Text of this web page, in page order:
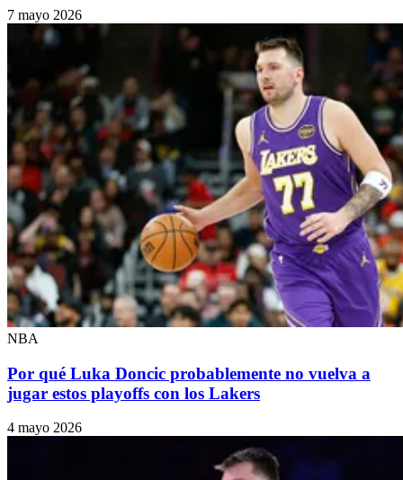
7 mayo 2026
NBA
Por qué Luka Doncic probablemente no vuelva a
jugar estos playoffs con los Lakers
4 mayo 2026